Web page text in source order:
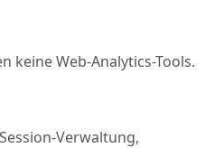
keine Web-Analytics-Tools.
Verwaltung,